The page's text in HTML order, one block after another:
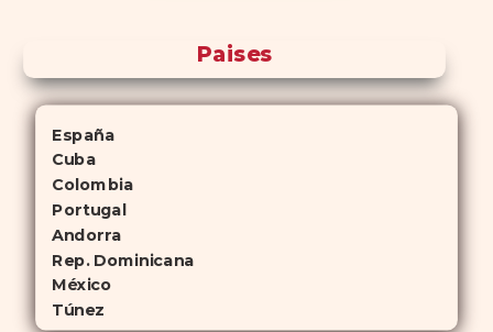
Paises
España
Cuba
Colombia
Portugal
Andorra
Rep. Dominicana
México
Túnez